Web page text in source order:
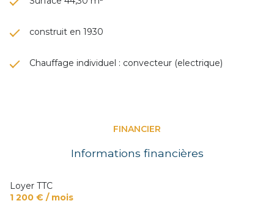
construit en 1930
Chauffage individuel : convecteur (electrique)
FINANCIER
Informations financières
Loyer TTC
1 200 € / mois